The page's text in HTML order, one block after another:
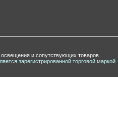
и сопутствующих товаров.
зарегистрированной торговой